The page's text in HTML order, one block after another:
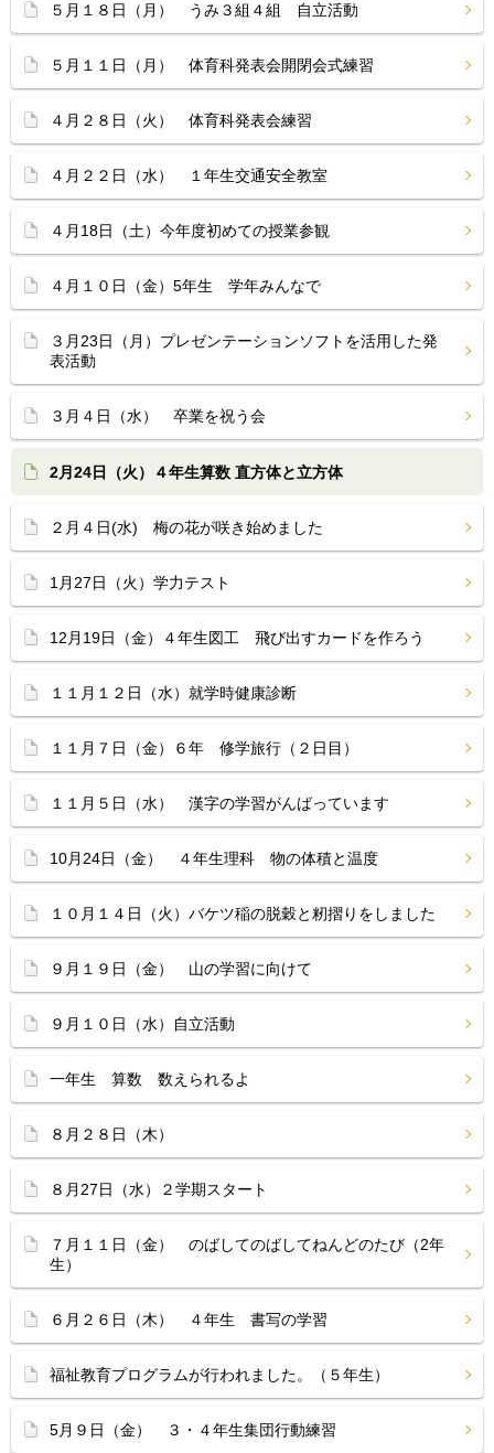
５月１８日（月） うみ３組４組 自立活動
５月１１日（月） 体育科発表会開閉会式練習
４月２８日（火） 体育科発表会練習
４月２２日（水） １年生交通安全教室
４月18日（土）今年度初めての授業参観
４月１０日（金）5年生 学年みんなで
３月23日（月）プレゼンテーションソフトを活用した発
表活動
３月４日（水） 卒業を祝う会
2月24日（火）４年生算数 直方体と立方体
２月４日(水) 梅の花が咲き始めました
1月27日（火）学力テスト
12月19日（金）４年生図工 飛び出すカードを作ろう
１１月１２日（水）就学時健康診断
１１月７日（金）６年 修学旅行（２日目）
１１月５日（水） 漢字の学習がんばっています
10月24日（金） ４年生理科 物の体積と温度
１０月１４日（火）バケツ稲の脱穀と籾摺りをしました
９月１９日（金） 山の学習に向けて
９月１０日（水）自立活動
一年生 算数 数えられるよ
８月２８日（木）
８月27日（水）２学期スタート
７月１１日（金） のばしてのばしてねんどのたび（2年
生）
６月２６日（木） ４年生 書写の学習
福祉教育プログラムが行われました。（５年生）
5月９日（金） ３・４年生集団行動練習